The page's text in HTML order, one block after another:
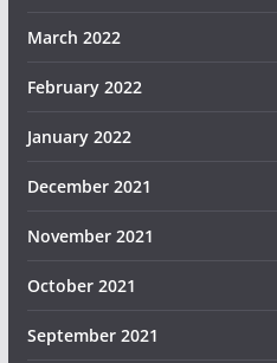
March 2022
February 2022
January 2022
December 2021
November 2021
October 2021
September 2021